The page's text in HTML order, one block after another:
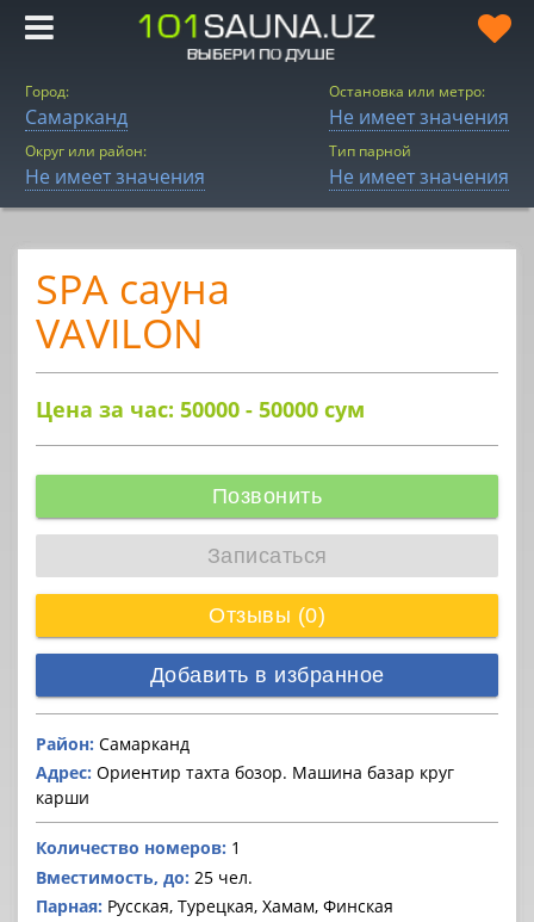
Город:
Самарканд
Округ или район:
Не имеет значения
Остановка или метро:
Не имеет значения
Тип парной
Не имеет значения
SPA сауна
VAVILON
Цена за час: 50000 - 50000 сум
Позвонить
Записаться
Отзывы (0)
Добавить в избранное
Район: Самарканд
Адрес: Ориентир тахта бозор. Машина базар круг
карши
Количество номеров: 1
Вместимость, до: 25 чел.
Парная: Русская, Турецкая, Хамам, Финская